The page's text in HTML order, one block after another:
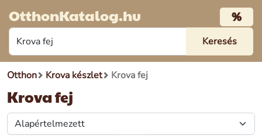
OtthonKatalog.hu %
Otthon Krova készlet Krova fej
Krova fej